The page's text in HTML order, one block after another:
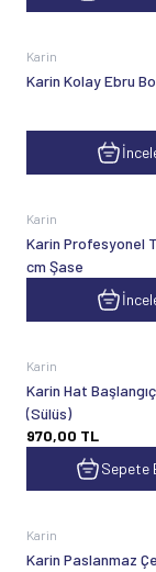
Karin
Karin Kolay Ebru
Karin
Karin Profesyonel
cm Şase
Karin
Karin Hat
(Sülüs)
970,00 TL
Sepete
Karin
Karin Paslanmaz